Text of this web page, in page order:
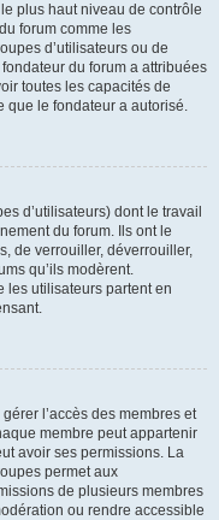
plus haut niveau de contrôle
forum comme les
d’utilisateurs ou de
du forum a attribuées
toutes les capacités de
que le fondateur a autorisé.
d’utilisateurs) dont le travail
du forum. Ils ont le
de verrouiller, déverrouiller,
qu’ils modèrent.
les utilisateurs partent en
l’accès des membres et
membre peut appartenir
avoir ses permissions. La
permet aux
de plusieurs membres
ou rendre accessible